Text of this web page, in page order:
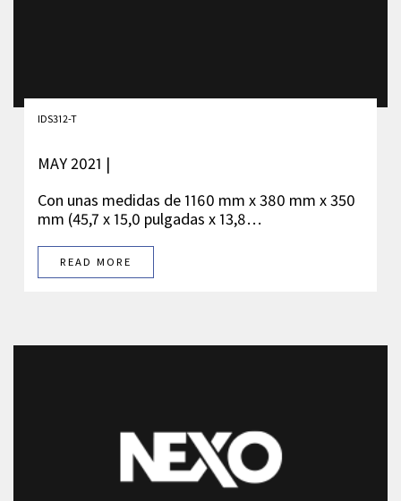
IDS312-T
MAY 2021 |
Con unas medidas de 1160 mm x 380 mm x 350
mm (45,7 x 15,0 pulgadas x 13,8…
READ MORE